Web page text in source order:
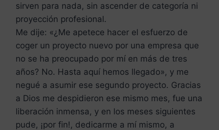
sirven para nada, sin ascender de categoría ni
proyección profesional.
Me dije: «¿Me apetece hacer el esfuerzo de
coger un proyecto nuevo por una empresa que
no se ha preocupado por mí en más de tres
años? No. Hasta aquí hemos llegado», y me
negué a asumir ese segundo proyecto. Gracias
a Dios me despidieron ese mismo mes, fue una
liberación inmensa, y en los meses siguientes
pude, ¡por fin!, dedicarme a mí mismo, a